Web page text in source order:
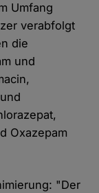
Umfang
verabfolgt
die
und
Oxazepam
"Der